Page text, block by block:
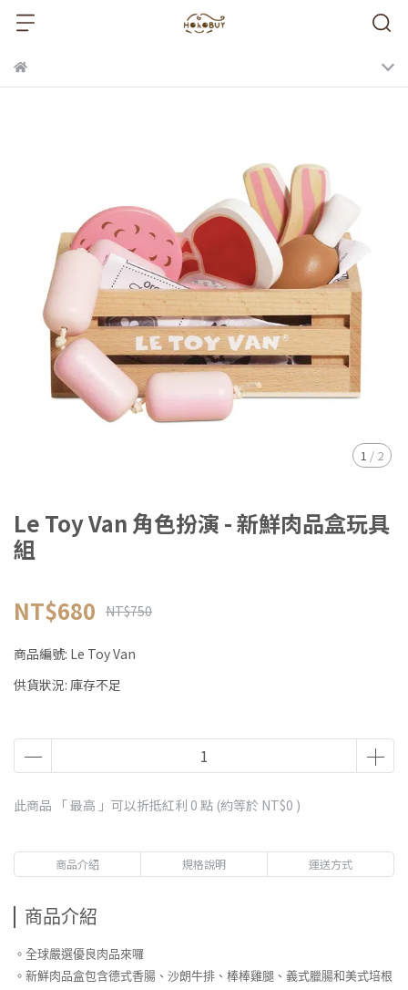
1 / 2
Le Toy Van 角色扮演 - 新鮮肉品盒玩具
組
NT$680 NT$750
商品編號: Le Toy Van
供貨狀況: 庫存不足
此商品 「 最高 」可以折抵紅利 0 點 (約等於 NT$0 )
商品介紹 規格說明 運送方式
商品介紹
。全球嚴選優良肉品來囉
。新鮮肉品盒包含德式香腸、沙朗牛排、棒棒雞腿、義式臘腸和美式培根